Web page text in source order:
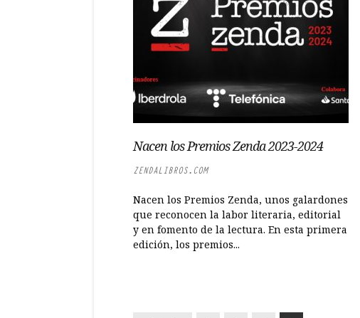
Nacen los Premios Zenda 2023-2024
ZENDALIBROS.COM
Nacen los Premios Zenda, unos galardones
que reconocen la labor literaria, editorial
y en fomento de la lectura. En esta primera
edición, los premios...